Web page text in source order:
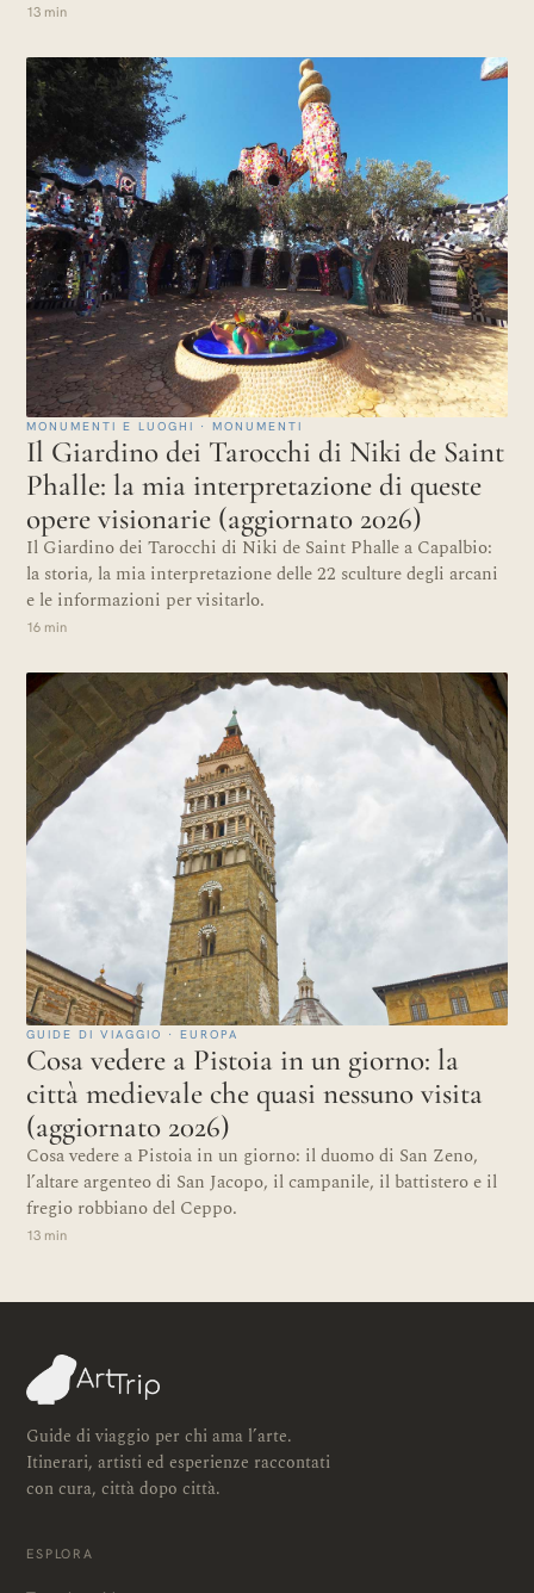
13 min
MONUMENTI E LUOGHI · MONUMENTI
Il Giardino dei Tarocchi di Niki de Saint
Phalle: la mia interpretazione di queste
opere visionarie (aggiornato 2026)
Il Giardino dei Tarocchi di Niki de Saint Phalle a Capalbio:
la storia, la mia interpretazione delle 22 sculture degli arcani
e le informazioni per visitarlo.
16 min
GUIDE DI VIAGGIO · EUROPA
Cosa vedere a Pistoia in un giorno: la
città medievale che quasi nessuno visita
(aggiornato 2026)
Cosa vedere a Pistoia in un giorno: il duomo di San Zeno,
l’altare argenteo di San Jacopo, il campanile, il battistero e il
fregio robbiano del Ceppo.
13 min
Guide di viaggio per chi ama l’arte.
Itinerari, artisti ed esperienze raccontati
con cura, città dopo città.
ESPLORA